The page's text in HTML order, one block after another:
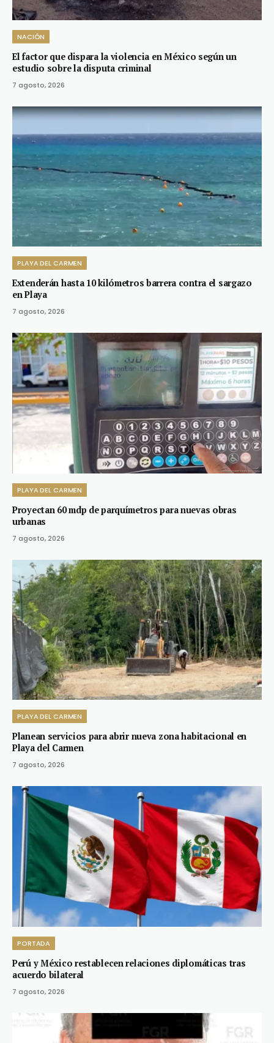
NACIÓN
El factor que dispara la violencia en México según un
estudio sobre la disputa criminal
7 agosto, 2026
PLAYA DEL CARMEN
Extenderán hasta 10 kilómetros barrera contra el sargazo
en Playa
7 agosto, 2026
PLAYA DEL CARMEN
Proyectan 60 mdp de parquímetros para nuevas obras
urbanas
7 agosto, 2026
PLAYA DEL CARMEN
Planean servicios para abrir nueva zona habitacional en
Playa del Carmen
7 agosto, 2026
PORTADA
Perú y México restablecen relaciones diplomáticas tras
acuerdo bilateral
7 agosto, 2026